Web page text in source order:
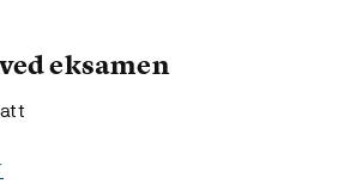
eksamen